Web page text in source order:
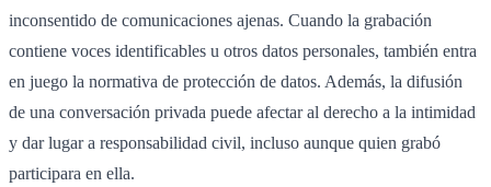
inconsentido de comunicaciones ajenas. Cuando la grabación
contiene voces identificables u otros datos personales, también entra
en juego la normativa de protección de datos. Además, la difusión
de una conversación privada puede afectar al derecho a la intimidad
y dar lugar a responsabilidad civil, incluso aunque quien grabó
participara en ella.